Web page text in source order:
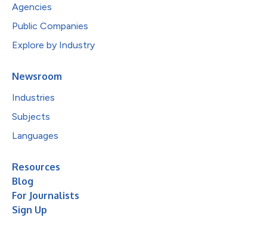
Agencies
Public Companies
Explore by Industry
Newsroom
Industries
Subjects
Languages
Resources
Blog
For Journalists
Sign Up